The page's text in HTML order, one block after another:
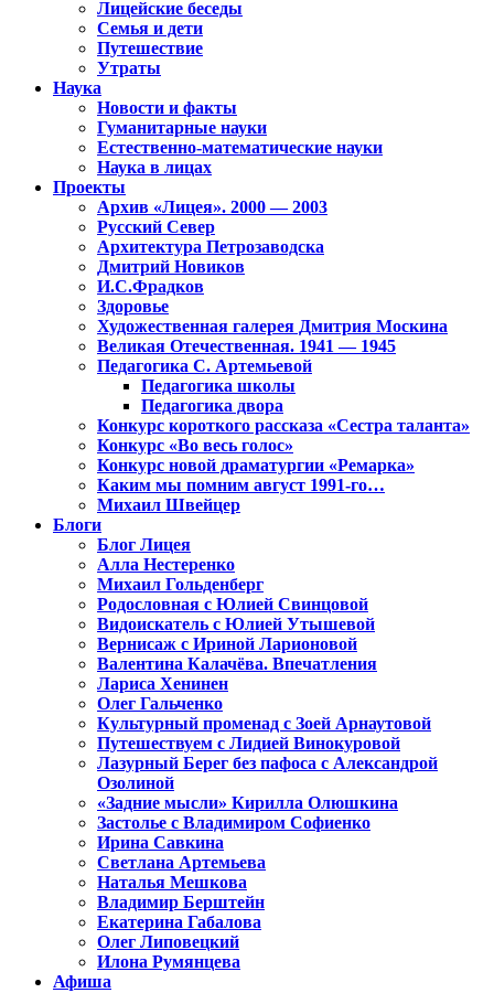
Лицейские беседы
Семья и дети
Путешествие
Утраты
Наука
Новости и факты
Гуманитарные науки
Естественно-математические науки
Наука в лицах
Проекты
Архив «Лицея». 2000 — 2003
Русский Север
Архитектура Петрозаводска
Дмитрий Новиков
И.С.Фрадков
Здоровье
Художественная галерея Дмитрия Москина
Великая Отечественная. 1941 — 1945
Педагогика С. Артемьевой
Педагогика школы
Педагогика двора
Конкурс короткого рассказа «Сестра таланта»
Конкурс «Во весь голос»
Конкурс новой драматургии «Ремарка»
Каким мы помним август 1991-го…
Михаил Швейцер
Блоги
Блог Лицея
Алла Нестеренко
Михаил Гольденберг
Родословная с Юлией Свинцовой
Видоискатель с Юлией Утышевой
Вернисаж с Ириной Ларионовой
Валентина Калачёва. Впечатления
Лариса Хенинен
Олег Гальченко
Культурный променад с Зоей Арнаутовой
Путешествуем с Лидией Винокуровой
Лазурный Берег без пафоса с Александрой
Озолиной
«Задние мысли» Кирилла Олюшкина
Застолье с Владимиром Софиенко
Ирина Савкина
Светлана Артемьева
Наталья Мешкова
Владимир Берштейн
Екатерина Габалова
Олег Липовецкий
Илона Румянцева
Афиша